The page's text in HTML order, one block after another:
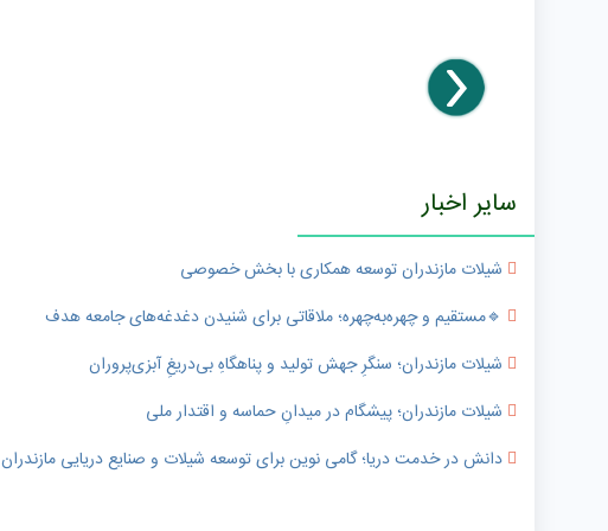
سایر اخبار
شیلات مازندران توسعه همکاری با بخش خصوصی
🔹️مستقیم و چهره‌به‌چهره؛ ملاقاتی برای شنیدن دغدغه‌های جامعه هدف
شیلات مازندران؛ سنگرِ جهش تولید و پناهگاهِ بی‌دریغِ آبزی‌پروران
شیلات مازندران؛ پیشگام در میدانِ حماسه و اقتدار ملی
دانش در خدمت دریا؛ گامی نوین برای توسعه شیلات و صنایع دریایی مازندران